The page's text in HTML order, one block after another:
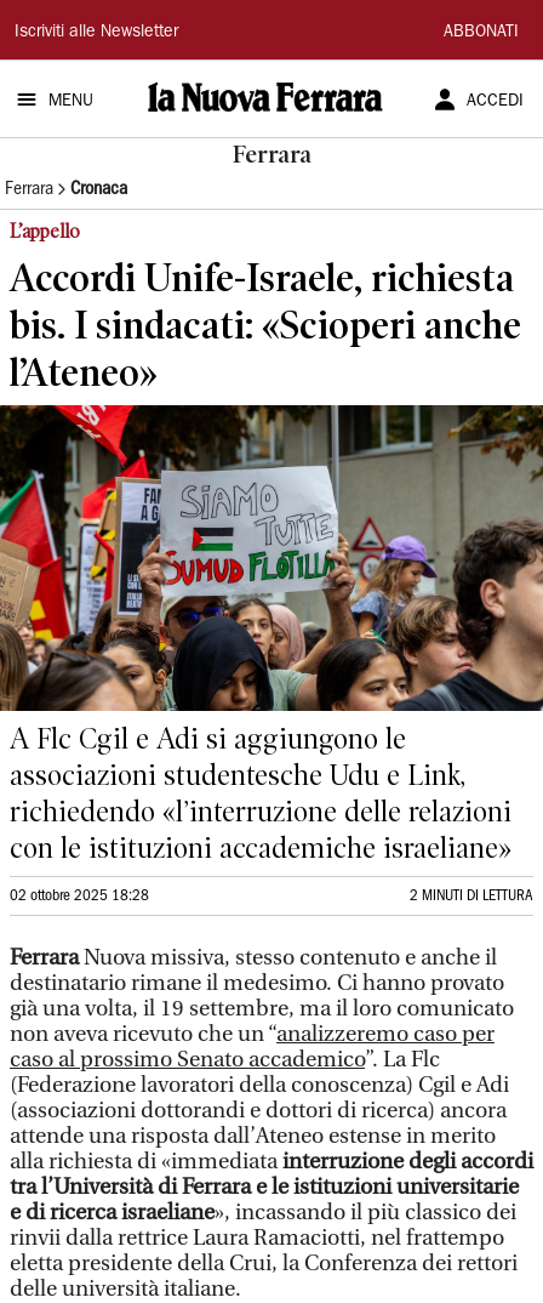
La
Nuova
Ferrara
Iscriviti alle Newsletter ABBONATI
MENU ACCEDI
Ferrara
Ferrara Cronaca
L’appello
Accordi Unife-Israele, richiesta
bis. I sindacati: «Scioperi anche
l’Ateneo»
A Flc Cgil e Adi si aggiungono le
associazioni studentesche Udu e Link,
richiedendo «l’interruzione delle relazioni
con le istituzioni accademiche israeliane»
02 ottobre 2025 18:28 2 MINUTI DI LETTURA
FerraraNuova missiva, stesso contenuto e anche il
destinatario rimane il medesimo. Ci hanno provato
già una volta, il 19 settembre, ma il loro comunicato
non aveva ricevuto che un “analizzeremo caso per
caso al prossimo Senato accademico”. La Flc
(Federazione lavoratori della conoscenza) Cgil e Adi
(associazioni dottorandi e dottori di ricerca) ancora
attende una risposta dall’Ateneo estense in merito
alla richiesta di «immediatainterruzione degli accordi
tra l’Università di Ferrara e le istituzioni universitarie
e di ricerca israeliane», incassando il più classico dei
rinvii dalla rettrice Laura Ramaciotti, nel frattempo
eletta presidente della Crui, la Conferenza dei rettori
delle università italiane.